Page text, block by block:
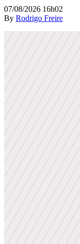
07/08/2026 16h02
By Rodrigo Freire